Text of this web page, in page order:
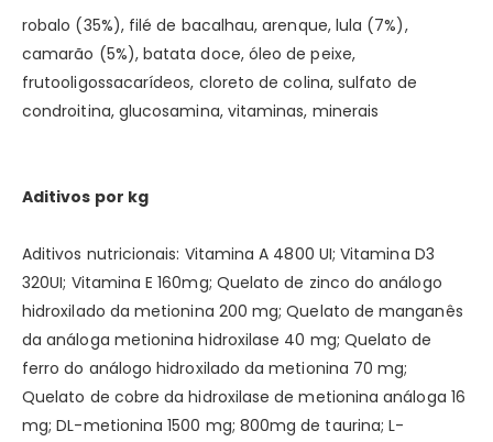
robalo (35%), filé de bacalhau, arenque, lula (7%),
camarão (5%), batata doce, óleo de peixe,
frutooligossacarídeos, cloreto de colina, sulfato de
condroitina, glucosamina, vitaminas, minerais
Aditivos por kg
Aditivos nutricionais: Vitamina A 4800 UI; Vitamina D3
320UI; Vitamina E 160mg; Quelato de zinco do análogo
hidroxilado da metionina 200 mg; Quelato de manganês
da análoga metionina hidroxilase 40 mg; Quelato de
ferro do análogo hidroxilado da metionina 70 mg;
Quelato de cobre da hidroxilase de metionina análoga 16
mg; DL-metionina 1500 mg; 800mg de taurina; L-